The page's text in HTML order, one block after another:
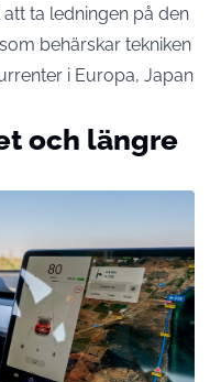
ta ledningen på den
behärskar tekniken
i Europa, Japan
och längre